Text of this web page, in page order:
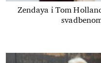
Zendaya i Tom